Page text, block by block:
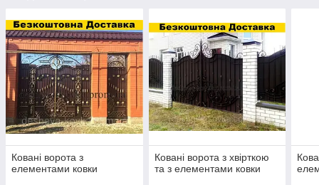
Ковані ворота з
елементами ковки
Ковані ворота з хвірткою
та з елементами ковки